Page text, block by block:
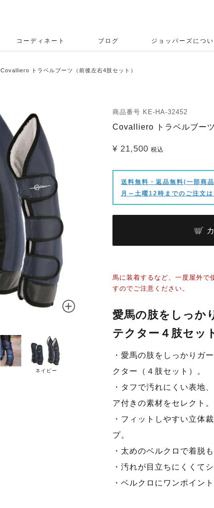
コーディネート ブログ ジョッパーズにつ
Covalliero トラベルブーツ（前後左右4肢セット）
ネイビー
商品番号 KE-HA-32452
Covalliero トラベルブー
¥ 21,500 税込
送料無料・返品無料(一部商
月～土曜12時までのご注文
馬に装着するなど、一度屋外で
すのでご注意ください。
愛馬の肢をしっか
テクター４肢セッ
・愛馬の肢をしっかりガ
クター（４肢セット）。
・タフで汚れにくい表地
ア付きの素材をセレクト。
・フィットしやすい立体
プ。
・太めのベルクロで着脱
・汚れが目立ちにくくて
・ベルクロにワンポイン